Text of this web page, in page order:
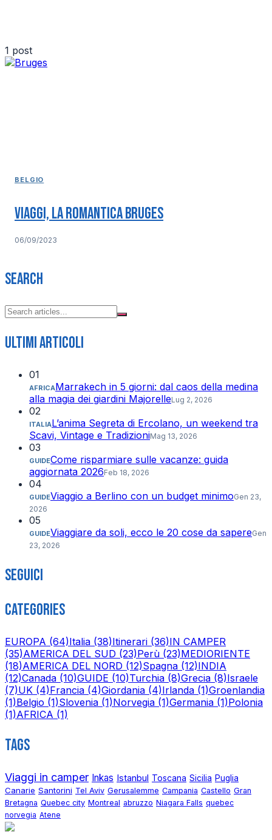
1 post
BELGIO
Viaggi, la romantica Bruges
06/09/2023
Search
Ultimi articoli
01
AFRICAMarrakech in 5 giorni: dal caos della medina
alla magia dei giardini MajorelleLug 2, 2026
02
ITALIAL’anima Segreta di Ercolano, un weekend tra
Scavi, Vintage e TradizioniMag 13, 2026
03
GUIDECome risparmiare sulle vacanze: guida
aggiornata 2026Feb 18, 2026
04
GUIDEViaggio a Berlino con un budget minimoGen 23,
2026
05
GUIDEViaggiare da soli, ecco le 20 cose da sapereGen
23, 2026
Seguici
Categories
EUROPA (64)Italia (38)Itinerari (36)IN CAMPER
(35)AMERICA DEL SUD (23)Perù (23)MEDIORIENTE
(18)AMERICA DEL NORD (12)Spagna (12)INDIA
(12)Canada (10)GUIDE (10)Turchia (8)Grecia (8)Israele
(7)UK (4)Francia (4)Giordania (4)Irlanda (1)Groenlandia
(1)Belgio (1)Slovenia (1)Norvegia (1)Germania (1)Polonia
(1)AFRICA (1)
Tags
Viaggi in camper Inkas Istanbul Toscana Sicilia Puglia
Canarie Santorini Tel Aviv Gerusalemme Campania Castello Gran
Bretagna Quebec city Montreal abruzzo Niagara Falls quebec
norvegia Atene